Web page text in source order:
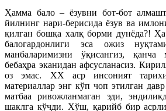
Ҳамма бало – ёзувни бот-бот
йилнинг нари-­берисида ёзув ва
қилган бош­қа халқ борми дунё­да?!
балогардонлиги эса ожиз
манбаларимизни ўқисангиз, қанча
бебаҳра эканидан афсусланасиз.
оз эмас. ХХ аср инсоният
материаллар энг кўп чоп этилган
матбаа ривожланмаган эди,
шаклга кўчди. Хўш, қарийб бир